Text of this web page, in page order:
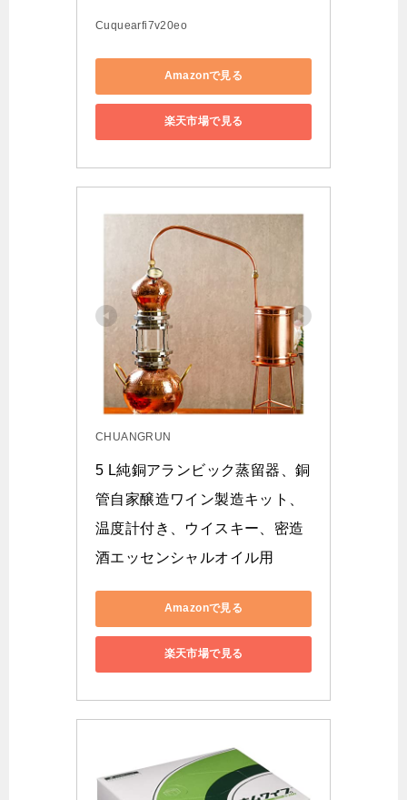
Cuquearfi7v20eo
Amazonで見る
楽天市場で見る
CHUANGRUN
5 L純銅アランビック蒸留器、銅
管自家醸造ワイン製造キット、
温度計付き、ウイスキー、密造
酒エッセンシャルオイル用
Amazonで見る
楽天市場で見る